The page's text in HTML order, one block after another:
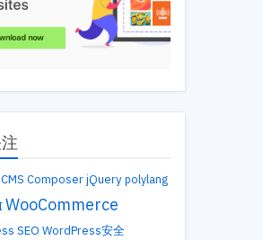
CMS Composer jQuery polylang
WooCommerce
SEO WordPress安全